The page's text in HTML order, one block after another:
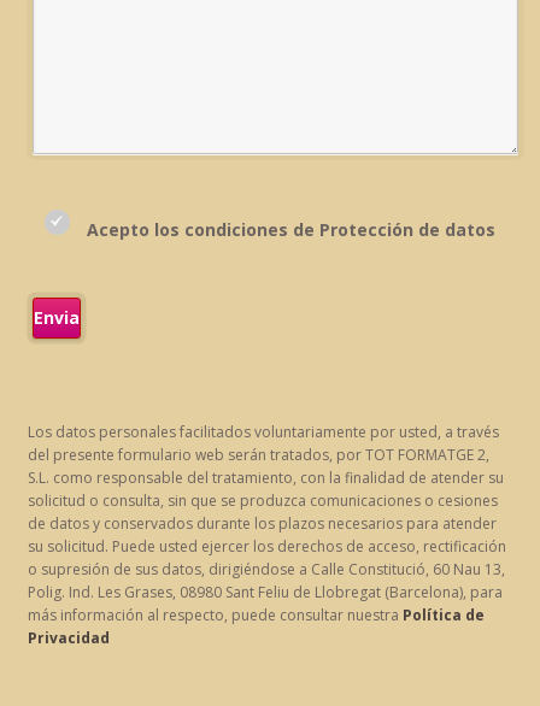
Acepto los condiciones de Protección de datos
Los datos personales facilitados voluntariamente por usted, a través
del presente formulario web serán tratados, por TOT FORMATGE 2,
S.L. como responsable del tratamiento, con la finalidad de atender su
solicitud o consulta, sin que se produzca comunicaciones o cesiones
de datos y conservados durante los plazos necesarios para atender
su solicitud. Puede usted ejercer los derechos de acceso, rectificación
o supresión de sus datos, dirigiéndose a Calle Constitució, 60 Nau 13,
Polig. Ind. Les Grases, 08980 Sant Feliu de Llobregat (Barcelona), para
más información al respecto, puede consultar nuestra Política de
Privacidad